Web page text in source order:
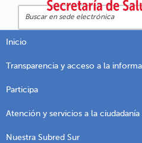
Inicio
Transparencia y acceso a la
Participa
Atención y servicios a la ciudadanía
Nuestra Subred Sur